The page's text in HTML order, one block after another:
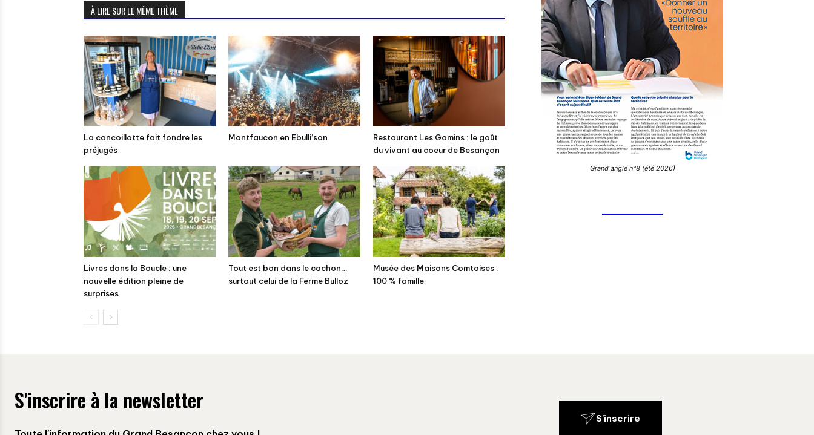
À LIRE SUR LE MÊME THÈME
La cancoillotte fait fondre les
préjugés
Montfaucon en Ebulli’son
Restaurant Les Gamins : le goût
du vivant au coeur de Besançon
Livres dans la Boucle : une
nouvelle édition pleine de
surprises
Tout est bon dans le cochon…
surtout celui de la Ferme Bulloz
Musée des Maisons Comtoises :
100 % famille
Grand angle n°8 (été 2026)
S'inscrire à la newsletter
S'inscrire